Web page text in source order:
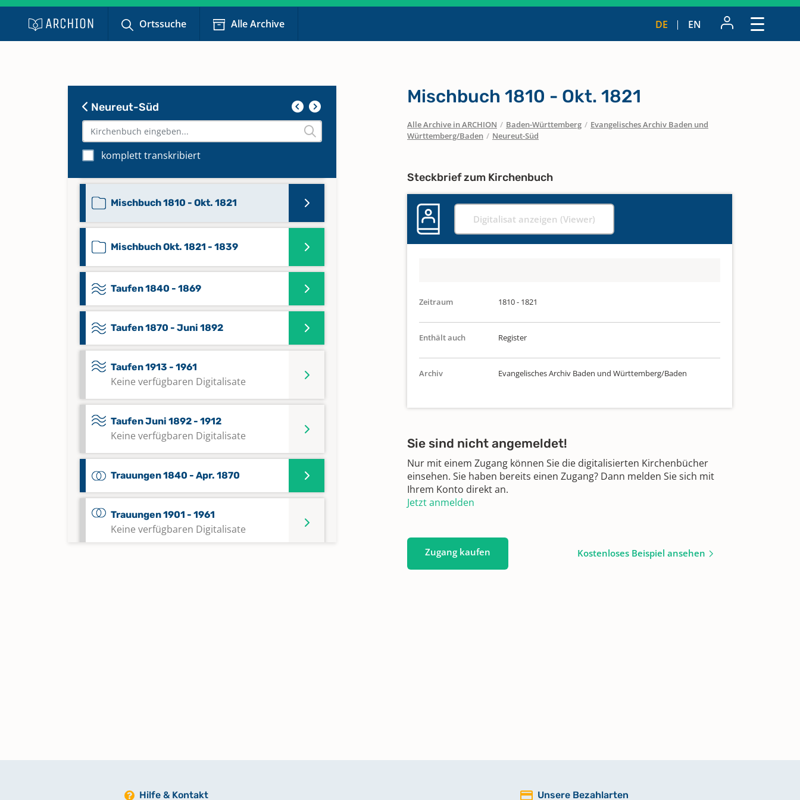
Ortssuche Alle Archive DE EN
Neureut-Süd
komplett transkribiert
Beerdigungen 1884 - 1906
Beerdigungen Jan. 1870 - 1883
franz.]
Mischbuch 1810 - Okt. 1821
Mischbuch Okt. 1821 - 1839
Taufen 1840 - 1869
Taufen 1870 - Juni 1892
Taufen 1913 - 1961
Keine verfügbaren Digitalisate
Taufen Juni 1892 - 1912
Keine verfügbaren Digitalisate
Trauungen 1840 - Apr. 1870
Trauungen 1901 - 1961
Keine verfügbaren Digitalisate
Mischbuch 1810 - Okt. 1821
Alle Archive in ARCHION / Baden-Württemberg / Evangelisches Archiv Baden und
Württemberg/Baden / Neureut-Süd
Steckbrief zum Kirchenbuch
Digitalisat anzeigen (Viewer)
Zeitraum 1810 - 1821
Enthält auch Register
Archiv Evangelisches Archiv Baden und Württemberg/Baden
Sie sind nicht angemeldet!
Nur mit einem Zugang können Sie die digitalisierten Kirchenbücher
einsehen. Sie haben bereits einen Zugang? Dann melden Sie sich mit
Ihrem Konto direkt an.
Jetzt anmelden
Zugang kaufen Kostenloses Beispiel ansehen
Hilfe & Kontakt Unsere Bezahlarten